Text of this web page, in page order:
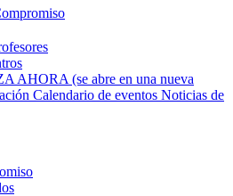
AHORA (se abre en una nueva
Calendario de eventos Noticias de